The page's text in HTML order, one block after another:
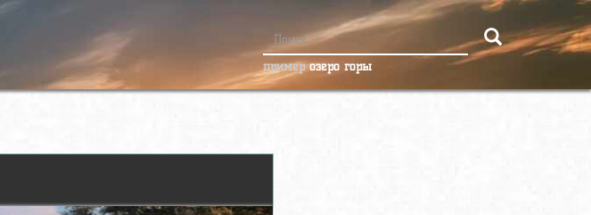
примерозеро горы